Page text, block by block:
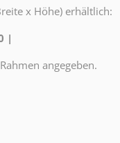
x Höhe) erhältlich:
|
angegeben.